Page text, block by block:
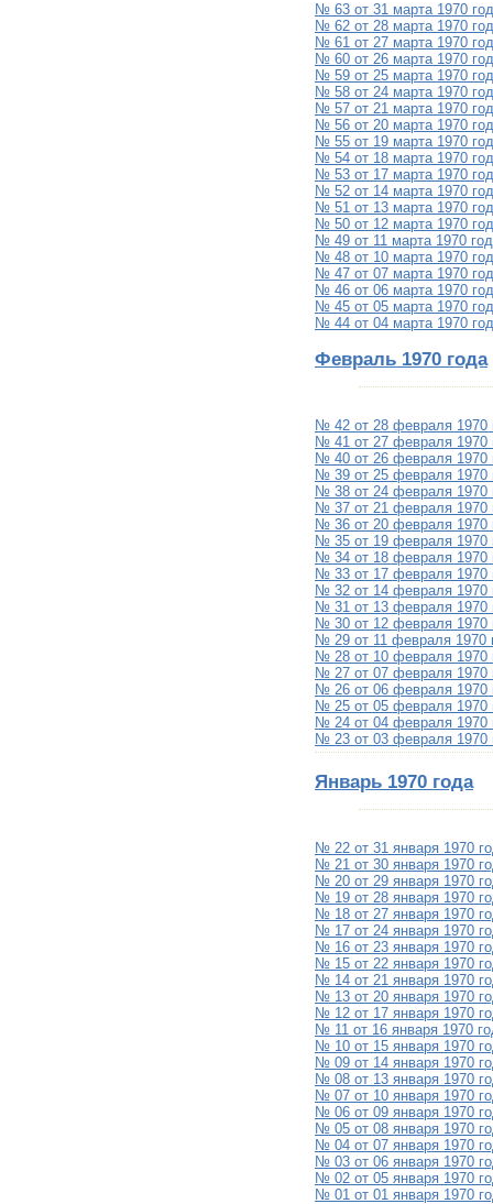
№ 63 от 31 марта 1970
№ 62 от 28 марта 1970
№ 61 от 27 марта 1970
№ 60 от 26 марта 1970
№ 59 от 25 марта 1970
№ 58 от 24 марта 1970
№ 57 от 21 марта 1970
№ 56 от 20 марта 1970
№ 55 от 19 марта 1970
№ 54 от 18 марта 1970
№ 53 от 17 марта 1970
№ 52 от 14 марта 1970
№ 51 от 13 марта 1970
№ 50 от 12 марта 1970
№ 49 от 11 марта 1970
№ 48 от 10 марта 1970
№ 47 от 07 марта 1970
№ 46 от 06 марта 1970
№ 45 от 05 марта 1970
№ 44 от 04 марта 1970
Февраль 1970 года
№ 42 от 28 февраля 1970
№ 41 от 27 февраля 1970
№ 40 от 26 февраля 1970
№ 39 от 25 февраля 1970
№ 38 от 24 февраля 1970
№ 37 от 21 февраля 1970
№ 36 от 20 февраля 1970
№ 35 от 19 февраля 1970
№ 34 от 18 февраля 1970
№ 33 от 17 февраля 1970
№ 32 от 14 февраля 1970
№ 31 от 13 февраля 1970
№ 30 от 12 февраля 1970
№ 29 от 11 февраля 1970
№ 28 от 10 февраля 1970
№ 27 от 07 февраля 1970
№ 26 от 06 февраля 1970
№ 25 от 05 февраля 1970
№ 24 от 04 февраля 1970
№ 23 от 03 февраля 1970
Январь 1970 года
№ 22 от 31 января 1970
№ 21 от 30 января 1970
№ 20 от 29 января 1970
№ 19 от 28 января 1970
№ 18 от 27 января 1970
№ 17 от 24 января 1970
№ 16 от 23 января 1970
№ 15 от 22 января 1970
№ 14 от 21 января 1970
№ 13 от 20 января 1970
№ 12 от 17 января 1970
№ 11 от 16 января 1970
№ 10 от 15 января 1970
№ 09 от 14 января 1970
№ 08 от 13 января 1970
№ 07 от 10 января 1970
№ 06 от 09 января 1970
№ 05 от 08 января 1970
№ 04 от 07 января 1970
№ 03 от 06 января 1970
№ 02 от 05 января 1970
№ 01 от 01 января 1970